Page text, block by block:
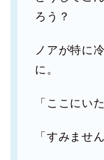
ろう？
ノアが特に
に。
「ここにい
「すみませ